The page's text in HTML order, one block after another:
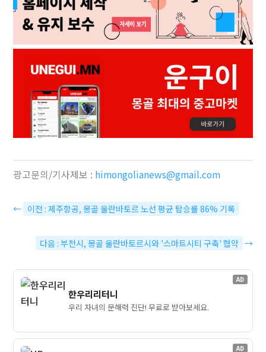
광고문의/기사제보 : himongolianews@gmail.com
← 이전 : 제주항공, 몽골 울란바토르 노선 평균 탑승률 86% 기록
다음 : 부천시, 몽골 울란바토르시와 '스마트시티 구축' 협약 →
AD
한우리리터니
우리 자녀의 문해력 진단! 무료로 받아보세요.
AD